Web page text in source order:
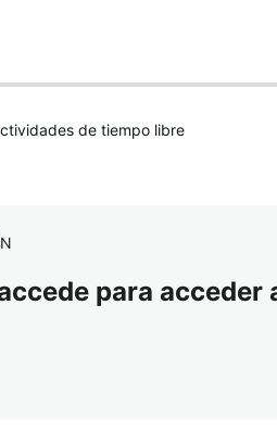
de tiempo libre
para